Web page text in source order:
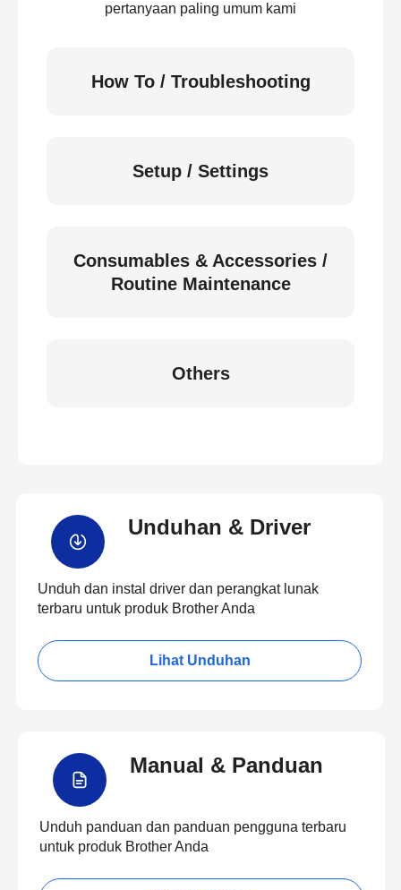
pertanyaan paling umum kami
How To / Troubleshooting
Setup / Settings
Consumables & Accessories /
Routine Maintenance
Others
Unduhan & Driver
Unduh dan instal driver dan perangkat lunak
terbaru untuk produk Brother Anda
Lihat Unduhan
Manual & Panduan
Unduh panduan dan panduan pengguna terbaru
untuk produk Brother Anda